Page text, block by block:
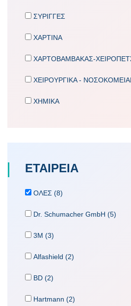
ΣΥΡΙΓΓΕΣ
ΧΑΡΤΙΝΑ
ΧΑΡΤΟΒΑΜΒΑΚΑΣ-
ΧΕΙΡΟΥΡΓΙΚΑ -
ΧΗΜΙΚΑ
ΕΤΑΙΡΕΙA
ΟΛΕΣ (8)
Dr. Schumacher GmbH (5)
3M (3)
Alfashield (2)
BD (2)
Hartmann (2)